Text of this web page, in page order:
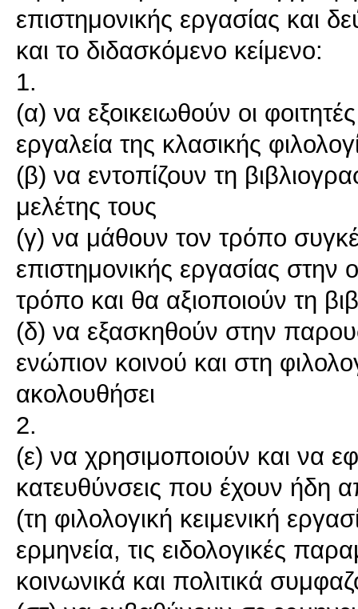
επιστημονικής εργασίας και
και το διδασκόμενο κείμενο:
1.
(α) να εξοικειωθούν οι
εργαλεία της κλασικής
(β) να εντοπίζουν τη
μελέτης τους
(γ) να μάθουν τον τρόπο
επιστημονικής εργασίας
τρόπο και θα αξιοποιούν τη
(δ) να εξασκηθούν στην
ενώπιον κοινού και στη
ακολουθήσει
2.
(ε) να χρησιμοποιούν και να
κατευθύνσεις που έχουν ήδη
(τη φιλολογική κειμενική
ερμηνεία, τις ειδολογικές
κοινωνικά και πολιτικά